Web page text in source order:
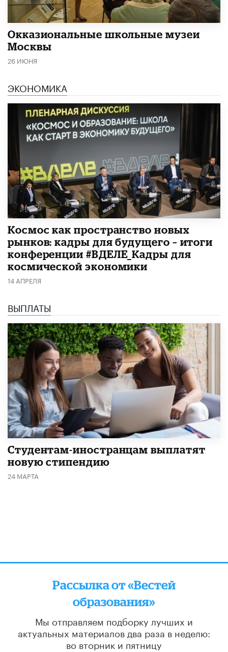
​Окказиональные школьные музеи
Москвы
26 ИЮНЯ
ЭКОНОМИКА
Космос как пространство новых
рынков: кадры для будущего – итоги
конференции #ВДЕЛЕ_Кадры для
космической экономики
14 АПРЕЛЯ
ВЫПЛАТЫ
Студентам-иностранцам выплатят
новую стипендию
24 МАРТА
Рассылка от «Вестей
образования»
Мы отправляем подборку лучших и
актуальных материалов два раза в неделю:
во вторник и пятницу